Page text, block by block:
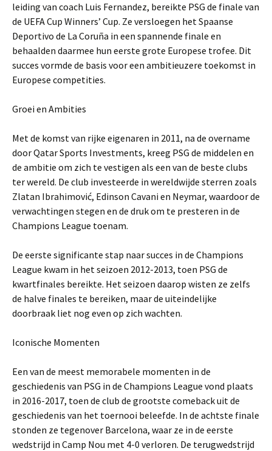
leiding van coach Luis Fernandez, bereikte PSG de finale van
de UEFA Cup Winners’ Cup. Ze versloegen het Spaanse
Deportivo de La Coruña in een spannende finale en
behaalden daarmee hun eerste grote Europese trofee. Dit
succes vormde de basis voor een ambitieuzere toekomst in
Europese competities.
Groei en Ambities
Met de komst van rijke eigenaren in 2011, na de overname
door Qatar Sports Investments, kreeg PSG de middelen en
de ambitie om zich te vestigen als een van de beste clubs
ter wereld. De club investeerde in wereldwijde sterren zoals
Zlatan Ibrahimović, Edinson Cavani en Neymar, waardoor de
verwachtingen stegen en de druk om te presteren in de
Champions League toenam.
De eerste significante stap naar succes in de Champions
League kwam in het seizoen 2012-2013, toen PSG de
kwartfinales bereikte. Het seizoen daarop wisten ze zelfs
de halve finales te bereiken, maar de uiteindelijke
doorbraak liet nog even op zich wachten.
Iconische Momenten
Een van de meest memorabele momenten in de
geschiedenis van PSG in de Champions League vond plaats
in 2016-2017, toen de club de grootste comeback uit de
geschiedenis van het toernooi beleefde. In de achtste finale
stonden ze tegenover Barcelona, waar ze in de eerste
wedstrijd in Camp Nou met 4-0 verloren. De terugwedstrijd